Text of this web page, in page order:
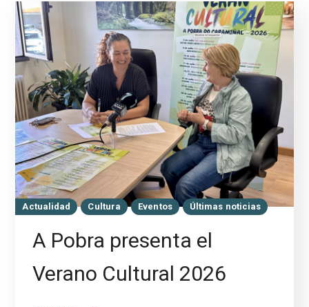
Actualidad Cultura Eventos Últimas noticias
A Pobra presenta el
Verano Cultural 2026